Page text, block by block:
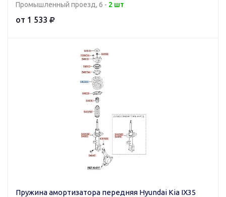
Промышленный проезд, 6 - 2 шт
от 1 533
Пружина амортизатора передняя Hyundai Kia IX35